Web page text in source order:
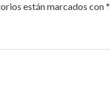
están marcados con*